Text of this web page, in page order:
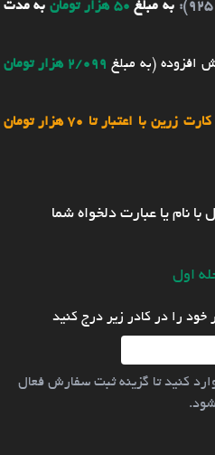
به مبلغ 50 هزار تومان
به مدت
2/099 هزار تومان
با اعتبار تا 70 هزار تومان
نام یا عبارت دلخواه شما
اول
خود را در کادر زیر درج کنید
کنید تا گزینه ثبت سفارش فعال
شود.